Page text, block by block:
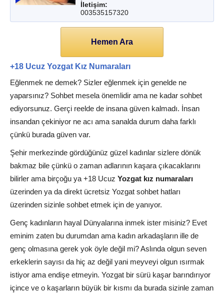
İletişim:
003535157320
Hemen Ara
+18 Ucuz Yozgat Kız Numaraları
Eğlenmek ne demek? Sizler eğlenmek için genelde ne
yaparsınız? Sohbet mesela önemlidir ama ne kadar sohbet
ediyorsunuz. Gerçi reelde de insana güven kalmadı. İnsan
insandan çekiniyor ne acı ama sanalda durum daha farklı
çünkü burada güven var.
Şehir merkezinde gördüğünüz güzel kadınlar sizlere dönük
bakmaz bile çünkü o zaman adlarının kaşara çıkacaklarını
bilirler ama birçoğu ya +18 Ucuz Yozgat kız numaraları
üzerinden ya da direkt ücretsiz Yozgat sohbet hatları
üzerinden sizinle sohbet etmek için de yanıyor.
Genç kadınların hayal Dünyalarına inmek ister misiniz? Evet
eminim zaten bu durumdan ama kadın arkadaşların ille de
genç olmasına gerek yok öyle değil mi? Aslında olgun seven
erkeklerin sayısı da hiç az değil yani meyveyi olgun ısırmak
istiyor ama endişe etmeyin. Yozgat bir sürü kaşar barındırıyor
içince ve o kaşarların büyük bir kısmı da burada sizinle zaman